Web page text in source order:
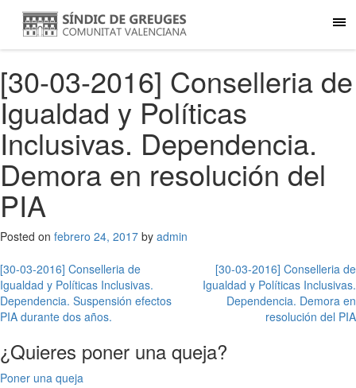
[30-03-2016] Conselleria de
Igualdad y Políticas
Inclusivas. Dependencia.
Demora en resolución del
PIA
Posted on febrero 24, 2017 by admin
Navegación
de
entradas
[30-03-2016] Conselleria de
Igualdad y Políticas Inclusivas.
Dependencia. Suspensión efectos
PIA durante dos años.
[30-03-2016] Conselleria de
Igualdad y Políticas Inclusivas.
Dependencia. Demora en
resolución del PIA
¿Quieres poner una queja?
Poner una queja